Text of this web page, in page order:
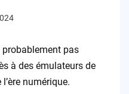
probablement pas
à des émulateurs de
numérique.